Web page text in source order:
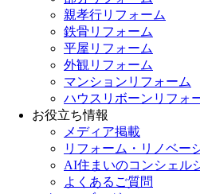
親孝行リフォーム
鉄骨リフォーム
平屋リフォーム
外観リフォーム
マンションリフォーム
ハウスリボーンリフォ
お役立ち情報
メディア掲載
リフォーム・リノベー
AI住まいのコンシェル
よくあるご質問